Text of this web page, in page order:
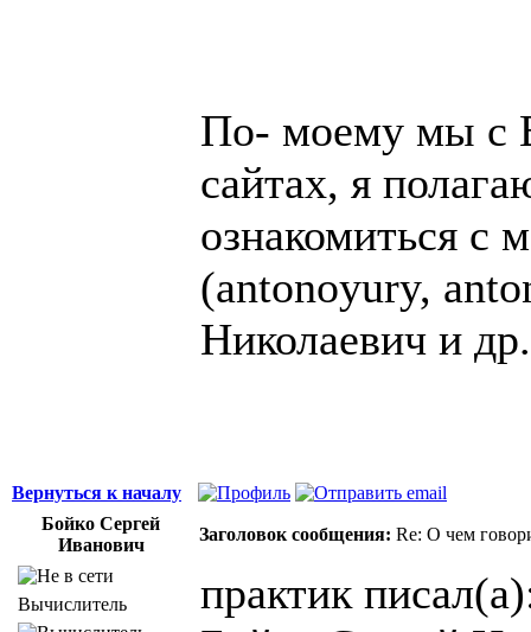
По- моему мы с
сайтах, я
ознакомиться с
(antonoyury,
Николаевич и
Вернуться к началу
Бойко Сергей
Иванович
Заголовок сообщения: Re: О чем
Вычислитель
практик